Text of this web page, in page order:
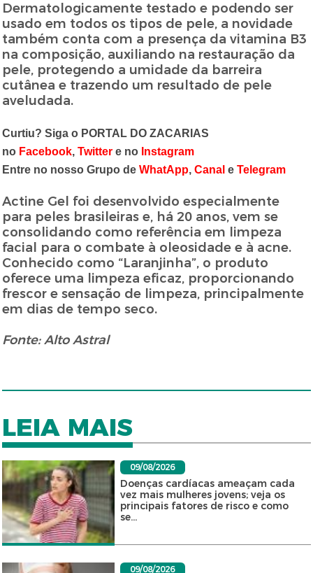
Dermatologicamente testado e podendo ser
usado em todos os tipos de pele, a novidade
também conta com a presença da vitamina B3
na composição, auxiliando na restauração da
pele, protegendo a umidade da barreira
cutânea e trazendo um resultado de pele
aveludada.
Curtiu? Siga o PORTAL DO ZACARIAS
no Facebook,Twitter e no Instagram
Entre no nosso Grupo deWhatApp,Canal eTelegram
Actine Gel foi desenvolvido especialmente
para peles brasileiras e, há 20 anos, vem se
consolidando como referência em limpeza
facial para o combate à oleosidade e à acne.
Conhecido como “Laranjinha”, o produto
oferece uma limpeza eficaz, proporcionando
frescor e sensação de limpeza, principalmente
em dias de tempo seco.
Fonte: Alto Astral
LEIA MAIS
09/08/2026
Doenças cardíacas ameaçam cada
vez mais mulheres jovens; veja os
principais fatores de risco e como
se...
09/08/2026